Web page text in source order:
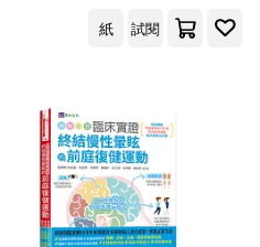
王湘妤(1)
菲爾．柯樂維(1)
西妮雅．博尼希(1)
(可複選)
適合平板閱讀(5)
紙
試閱